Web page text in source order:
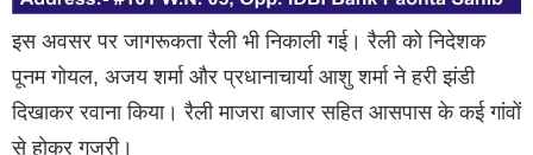
इस अवसर पर जागरूकता रैली भी निकाली गई। रैली को निदेशक
पूनम गोयल, अजय शर्मा और प्रधानाचार्या आशु शर्मा ने हरी झंडी
दिखाकर रवाना किया। रैली माजरा बाजार सहित आसपास के कई गांवों
से होकर गुजरी।